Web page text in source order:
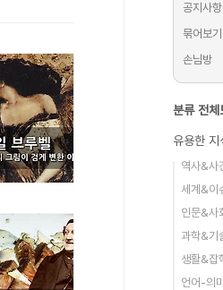
공지사항
묶어보기
손님방
분류 전체
유용한 지
역사&사
세계&이
인문&사
과학&기
생활&잡
언어-의미